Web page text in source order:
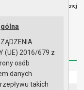
Dostępność
(UE) 2016/679 z
osób
danych
takich